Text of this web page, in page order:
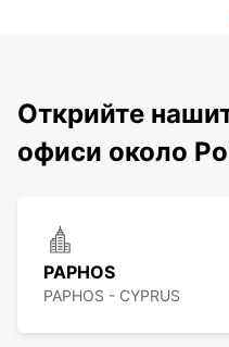
Открийте
офиси около
PAPHOS
PAPHOS - CYPRUS